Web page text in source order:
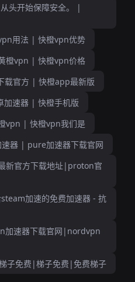
头开始保障安全。 |
用法 | 快橙vpn优势
橙vpn | 快橙vpn价格
载官方 | 快橙app最新版
加速器 | 快橙手机版
vpn | 快橙vpn我们是
器 | pure加速器下载官网
官方下载地址|proton官
加速的免费加速器 - 抗
速器下载官网|nordvpn
子免费|梯子免费|免费梯子